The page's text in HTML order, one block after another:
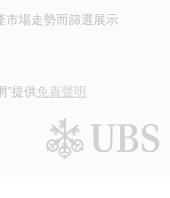
市場走勢而篩選展示
”提供免責聲明